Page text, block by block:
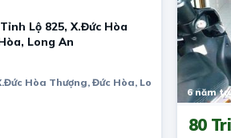
Lộ 825, X.Đức Hòa
Long An
Hòa Thượng, Đức Hòa, Long An
6 năm
80